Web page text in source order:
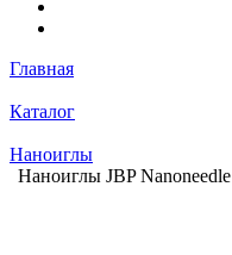
Главная
Каталог
Наноиглы
Наноиглы JBP